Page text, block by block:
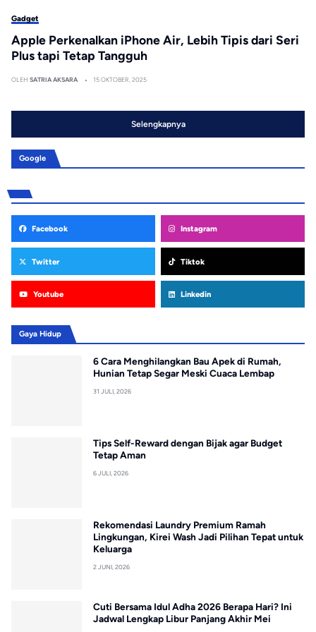
Gadget
Apple Perkenalkan iPhone Air, Lebih Tipis dari Seri
Plus tapi Tetap Tangguh
OLEH SATRIA AKSARA 15 OKTOBER, 2025
Selengkapnya
Google
Facebook Instagram
Twitter Tiktok
Youtube Linkedin
Gaya Hidup
6 Cara Menghilangkan Bau Apek di Rumah,
Hunian Tetap Segar Meski Cuaca Lembap
31 JULI, 2026
Tips Self-Reward dengan Bijak agar Budget
Tetap Aman
6 JULI, 2026
Rekomendasi Laundry Premium Ramah
Lingkungan, Kirei Wash Jadi Pilihan Tepat untuk
Keluarga
2 JUNI, 2026
Cuti Bersama Idul Adha 2026 Berapa Hari? Ini
Jadwal Lengkap Libur Panjang Akhir Mei